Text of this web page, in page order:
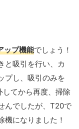
ップ機能でしょう！
と吸引を行い、カ
プし、吸引のみを
してから再度、掃除
んでしたが、T20で
機になりました！